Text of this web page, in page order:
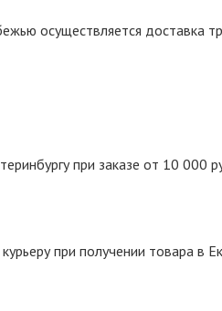
осуществляется доставка
при заказе от 10 000
при получении товара в